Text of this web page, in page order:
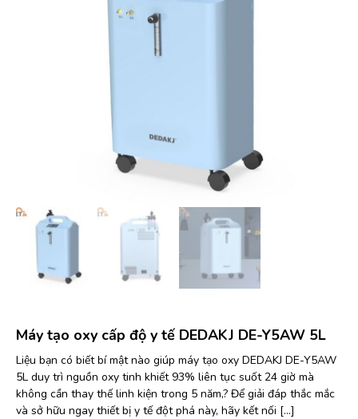
Máy tạo oxy cấp độ y tế DEDAKJ DE-Y5AW 5L
Liệu bạn có biết bí mật nào giúp máy tạo oxy DEDAKJ DE-Y5AW
5L duy trì nguồn oxy tinh khiết 93% liên tục suốt 24 giờ mà
không cần thay thế linh kiện trong 5 năm,? Để giải đáp thắc mắc
và sở hữu ngay thiết bị y tế đột phá này, hãy kết nối […]